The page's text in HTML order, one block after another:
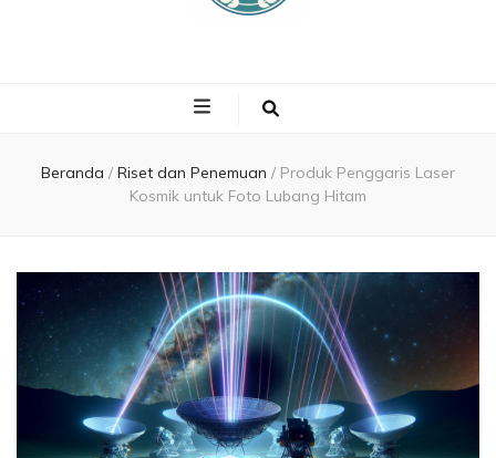
Pembahasan
Ilmu
Pengetahuan,
Eksperimen &
Fakta Sains
Beranda / Riset dan Penemuan / Produk Penggaris Laser
Kosmik untuk Foto Lubang Hitam